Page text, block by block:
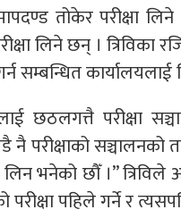
तोकेर परीक्षा
लिने छन् । त्रिविका
सम्बन्धित
छठलगत्तै परीक्षा
परीक्षाको सञ्चालनको
लिन भनेको छौँ ।”
पहिले गर्ने र